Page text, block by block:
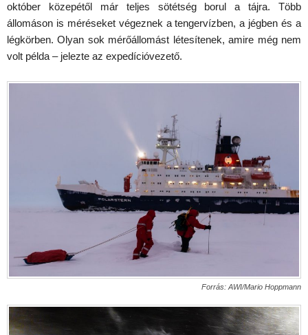
október közepétől már teljes sötétség borul a tájra. Több
állomáson is méréseket végeznek a tengervízben, a jégben és a
légkörben. Olyan sok mérőállomást létesítenek, amire még nem
volt példa – jelezte az expedícióvezető.
Forrás: AWI/Mario Hoppmann